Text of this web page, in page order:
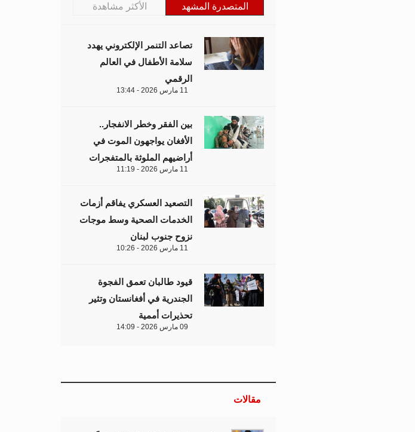
المتصدرة المشهد الأكثر مشاهدة
تصاعد التنمر الإلكتروني يهدد
سلامة الأطفال في العالم
الرقمي
11 مارس 2026 - 13:44
بين الفقر وخطر الانفجار..
الأفغان يواجهون الموت في
أراضيهم الملوثة بالمتفجرات
11 مارس 2026 - 11:19
التصعيد العسكري يفاقم أزمات
الخدمات الصحية وسط موجات
نزوح جنوب لبنان
11 مارس 2026 - 10:26
قيود طالبان تعمق الفجوة
الجندرية في أفغانستان وتثير
تحذيرات أممية
09 مارس 2026 - 14:09
مقالات